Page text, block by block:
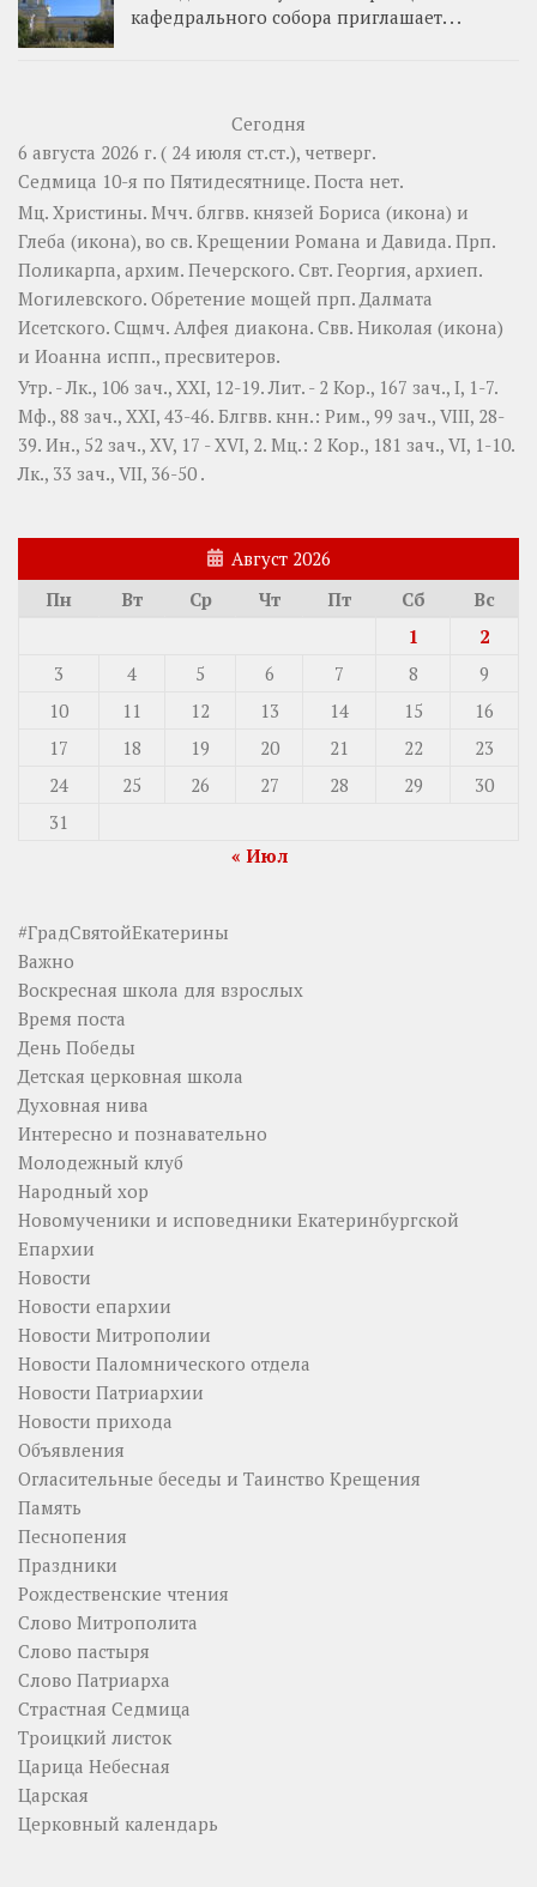
кафедрального собора приглашает. . .
Сегодня
6 августа 2026 г. ( 24 июля ст.ст.), четверг.
Седмица 10-я по Пятидесятнице. Поста нет.
Мц. Христины. Мчч. блгвв. князей Бориса (икона) и
Глеба (икона), во св. Крещении Романа и Давида. Прп.
Поликарпа, архим. Печерского. Свт. Георгия, архиеп.
Могилевского. Обретение мощей прп.Далмата
Исетского. Сщмч. Алфея диакона. Свв. Николая (икона)
и Иоанна испп., пресвитеров.
Утр. -Лк., 106 зач., XXI, 12-19.Лит. - 2 Кор., 167 зач., I, 1-7.
Мф., 88 зач., XXI, 43-46. Блгвв. кнн.: Рим., 99 зач., VIII, 28-
39. Ин., 52 зач., XV, 17 - XVI, 2. Мц.: 2 Кор., 181 зач., VI, 1-10.
Лк., 33 зач., VII, 36-50 .
Август 2026
Пн
Вт Ср Чт Пт Сб
Вс
1
2
3
4 5 6 7 8
9
10
11 12 13 14 15
16
17
18 19 20 21 22
23
24
25 26 27 28 29
30
31
« Июл
#ГрадСвятойЕкатерины
Важно
Воскресная школа для взрослых
Время поста
День Победы
Детская церковная школа
Духовная нива
Интересно и познавательно
Молодежный клуб
Народный хор
Новомученики и исповедники Екатеринбургской
Епархии
Новости
Новости епархии
Новости Митрополии
Новости Паломнического отдела
Новости Патриархии
Новости прихода
Объявления
Огласительные беседы и Таинство Крещения
Память
Песнопения
Праздники
Рождественские чтения
Слово Митрополита
Слово пастыря
Слово Патриарха
Страстная Седмица
Троицкий листок
Царица Небесная
Царская
Церковный календарь